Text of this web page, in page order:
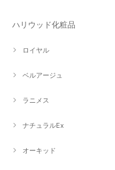
ハリウッド化粧品
ロイヤル
ベルアージュ
ラニメス
ナチュラルEx
オーキッド